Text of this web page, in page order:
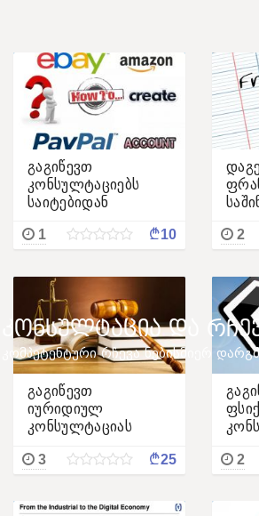
ᲙᲝᲜᲡᲣᲚᲢᲐᲪᲘᲐ ᲓᲐ
კომპეტენტური რჩევა ნებისმიერ
გაგიწევთ
კონსულტაციებს
საიტებიდან
დაკავშირებით
1 ¢10 2
გაგიწევთ
იურიდიულ
კონსულტაციას
ადმინისტრაციულ
საქმეებზე
3 ¢25 2